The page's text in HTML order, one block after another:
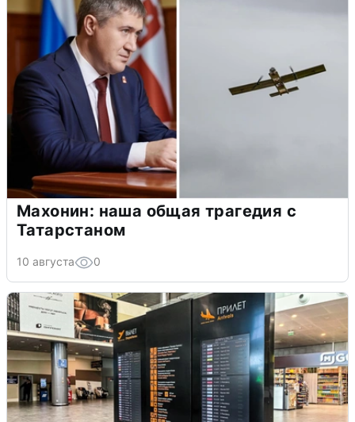
Махонин: наша общая трагедия с
Татарстаном
10 августа 0